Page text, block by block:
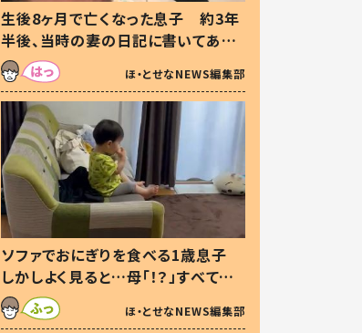
生後8ヶ月で亡くなった息子 約3年
半後、当時の妻の日記に書いてあっ
た本音とは
ほ・とせなNEWS編集部
ソファでおにぎりを食べる1歳息子
しかしよく見ると…母「！？」すべてを
察した母の投稿に「可愛いから許
す！」「現行犯〜」
ほ・とせなNEWS編集部